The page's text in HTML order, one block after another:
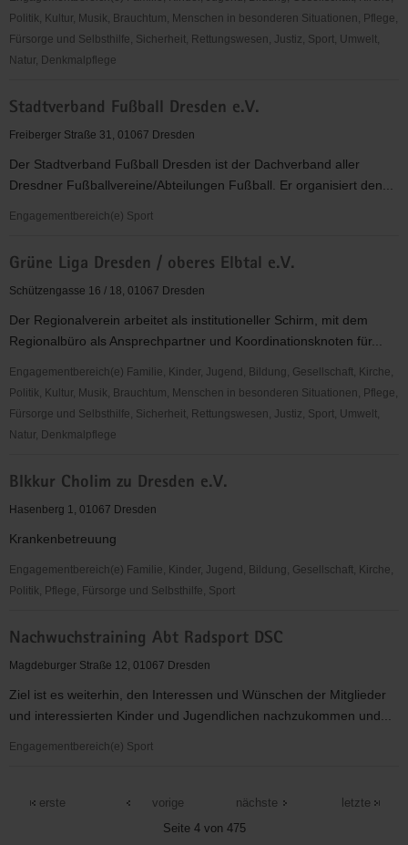
Politik, Kultur, Musik, Brauchtum, Menschen in besonderen Situationen, Pflege,
Fürsorge und Selbsthilfe, Sicherheit, Rettungswesen, Justiz, Sport, Umwelt,
Natur, Denkmalpflege
de
Natur
Stadtverband Fußball Dresden e.V.
Freiberger Straße 31, 01067 Dresden
Der Stadtverband Fußball Dresden ist der Dachverband aller
Dresdner Fußballvereine/Abteilungen Fußball. Er organisiert den...
Engagementbereich(e) Sport
Fußball
Dresden
Grüne Liga Dresden / oberes Elbtal e.V.
Schützengasse 16 / 18, 01067 Dresden
Der Regionalverein arbeitet als institutioneller Schirm, mit dem
Regionalbüro als Ansprechpartner und Koordinationsknoten für...
Engagementbereich(e) Familie, Kinder, Jugend, Bildung, Gesellschaft, Kirche,
Politik, Kultur, Musik, Brauchtum, Menschen in besonderen Situationen, Pflege,
Fürsorge und Selbsthilfe, Sicherheit, Rettungswesen, Justiz, Sport, Umwelt,
Natur, Denkmalpflege
Liga
Dresden
oberes
Elbtal
e.V.
BIkkur Cholim zu Dresden e.V.
Hasenberg 1, 01067 Dresden
Krankenbetreuung
Engagementbereich(e) Familie, Kinder, Jugend, Bildung, Gesellschaft, Kirche,
Politik, Pflege, Fürsorge und Selbsthilfe, Sport
Cholim
zu
e.V.
Nachwuchstraining Abt Radsport DSC
Magdeburger Straße 12, 01067 Dresden
Ziel ist es weiterhin, den Interessen und Wünschen der Mitglieder
und interessierten Kinder und Jugendlichen nachzukommen und...
Engagementbereich(e) Sport
erste
vorige
Seite 4 von 475
nächste letzte